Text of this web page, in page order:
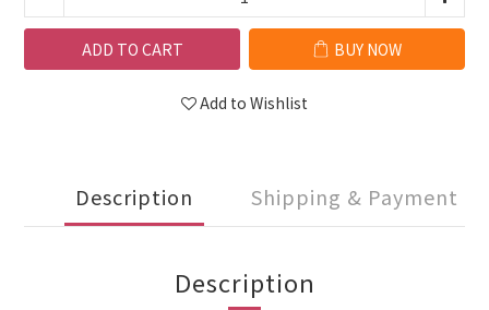
ADD TO CART BUY NOW
Add to Wishlist
Description Shipping & Payment
Description